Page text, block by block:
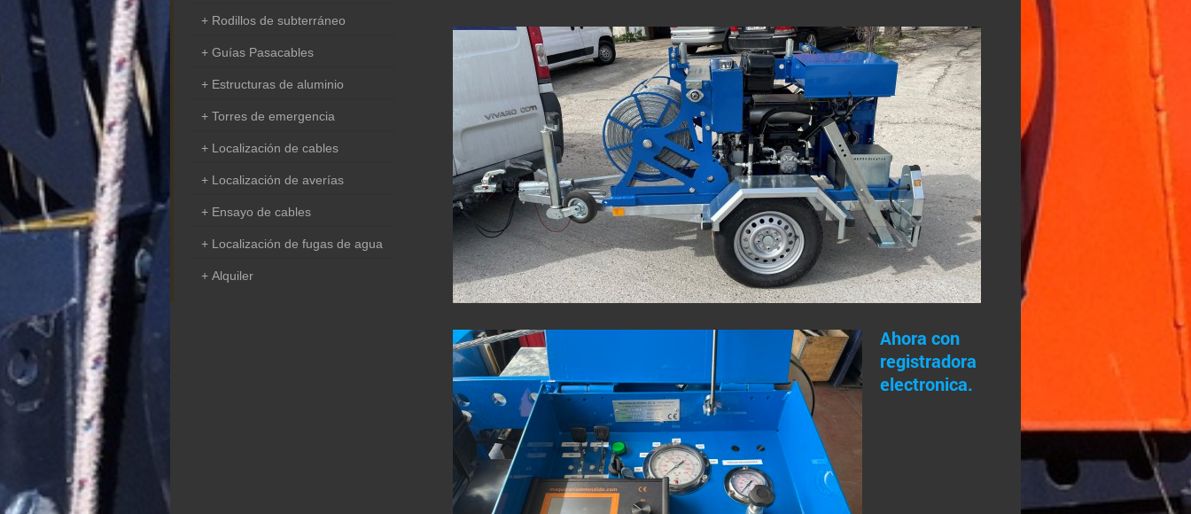
Ahora con
registradora
electronica.
Rodillos de subterráneo
Guías Pasacables
Estructuras de aluminio
Torres de emergencia
Localización de cables
Localización de averías
Ensayo de cables
Localización de fugas de agua
Alquiler